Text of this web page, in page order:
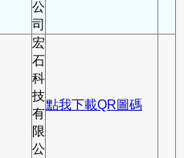
公
司
宏
石
科
技
有
限
公
點我下載QR圖碼